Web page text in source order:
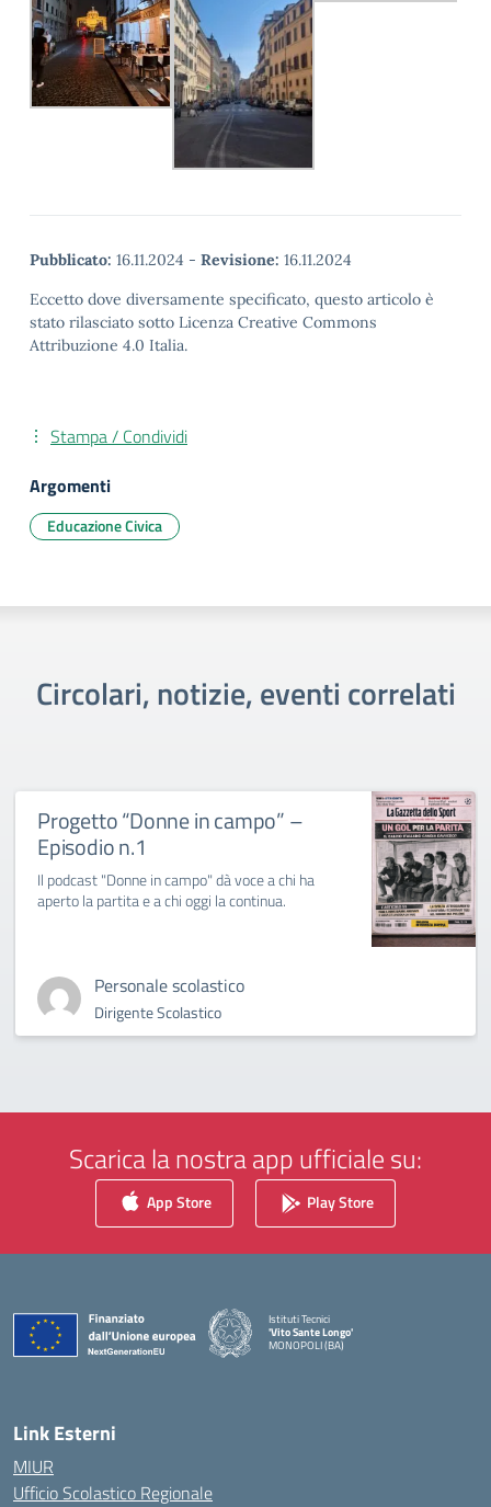
Pubblicato: 16.11.2024 - Revisione: 16.11.2024
Eccetto dove diversamente specificato, questo articolo è
stato rilasciato sotto Licenza Creative Commons
Attribuzione 4.0 Italia.
Stampa / Condividi
Argomenti
Educazione Civica
Circolari, notizie, eventi correlati
Progetto “Donne in campo” –
Episodio n.1
Il podcast "Donne in campo" dà voce a chi ha
aperto la partita e a chi oggi la continua.
Personale scolastico
Dirigente Scolastico
Scarica la nostra app ufficiale su:
App Store Play Store
Istituti Tecnici
'Vito Sante Longo'
MONOPOLI (BA)
Link Esterni
MIUR
Ufficio Scolastico Regionale